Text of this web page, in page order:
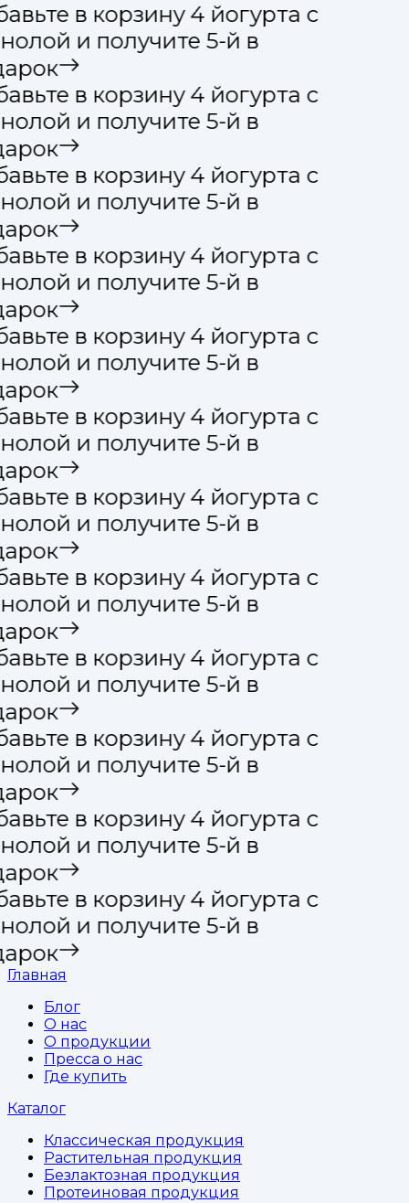
в корзину 4 йогурта с
и получите 5-й в
в корзину 4 йогурта с
и получите 5-й в
в корзину 4 йогурта с
и получите 5-й в
в корзину 4 йогурта с
и получите 5-й в
в корзину 4 йогурта с
и получите 5-й в
в корзину 4 йогурта с
и получите 5-й в
в корзину 4 йогурта с
и получите 5-й в
в корзину 4 йогурта с
и получите 5-й в
в корзину 4 йогурта с
и получите 5-й в
в корзину 4 йогурта с
и получите 5-й в
в корзину 4 йогурта с
и получите 5-й в
в корзину 4 йогурта с
и получите 5-й в
Главная
Блог
О нас
О продукции
Пресса о нас
Где купить
Каталог
Классическая продукция
Растительная продукция
Безлактозная продукция
Протеиновая продукция